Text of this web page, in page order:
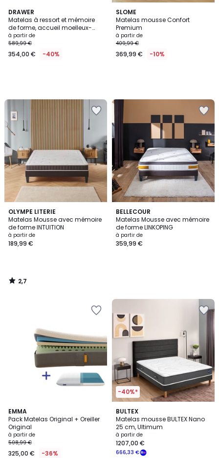
DRAWER
Matelas à ressort et mémoire
de forme, accueil moelleux-
SOMNIA
à partir de
589,99 €
354,00 € -40%
SLOME
Matelas mousse Confort
Premium
à partir de
409,99 €
369,99 € -10%
OLYMPE LITERIE
Matelas Mousse avec mémoire
de forme INTUITION
à partir de
189,99 €
2,7
/ 5
2,7
/
BELLECOUR
Matelas Mousse avec mémoire
de forme LINKOPING
à partir de
359,99 €
EMMA
Pack Matelas Original + Oreiller
Original
à partir de
508,99 €
325,00 € -36%
-40%*
BULTEX
Matelas mousse BULTEX Nano
25 cm, Ultimum
à partir de
666,33 €
1207,00 €
5
/
5